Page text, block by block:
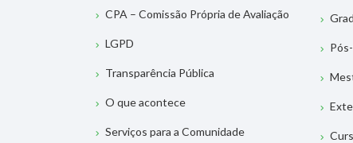
CPA – Comissão Própria de Avaliação
LGPD
Transparência Pública
O que acontece
Serviços para a Comunidade